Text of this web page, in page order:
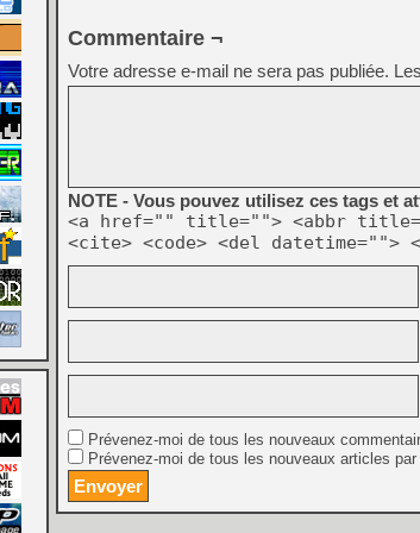
Commentaire ¬
Votre adresse e-mail ne sera pas publiée.
NOTE - Vous pouvez utilisez ces tags et
<a href="" title=""> <abbr
<cite> <code> <del datetime="">
Prévenez-moi de tous les nouveaux
Prévenez-moi de tous les nouveaux articles par